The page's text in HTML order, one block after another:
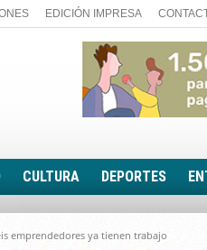
EDICIÓN IMPRESA
CULTURA DEPORTES
emprendedores ya tienen trabajo